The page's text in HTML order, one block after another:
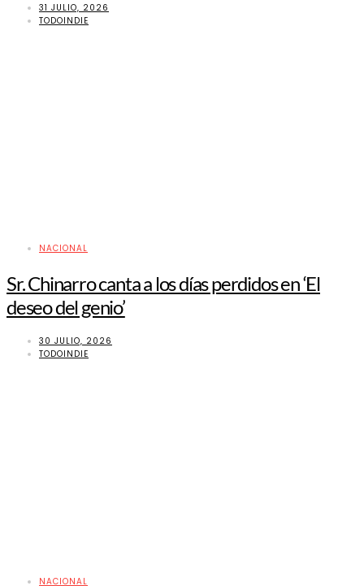
31 JULIO, 2026
TODOINDIE
NACIONAL
Sr. Chinarro canta a los días perdidos en ‘El
deseo del genio’
30 JULIO, 2026
TODOINDIE
NACIONAL